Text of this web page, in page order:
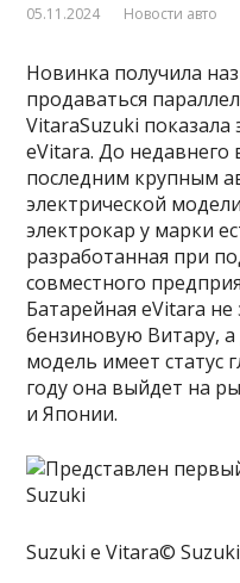
05.11.2024 Новости авто
Новинка получила
продаваться
VitaraSuzuki показала
eVitara. До недавнего
последним крупным
электрической
электрокар у марки
разработанная при
совместного
Батарейная eVitara
бензиновую Витару,
модель имеет статус
году она выйдет на
и Японии.
Suzuki e Vitara© Suzuki